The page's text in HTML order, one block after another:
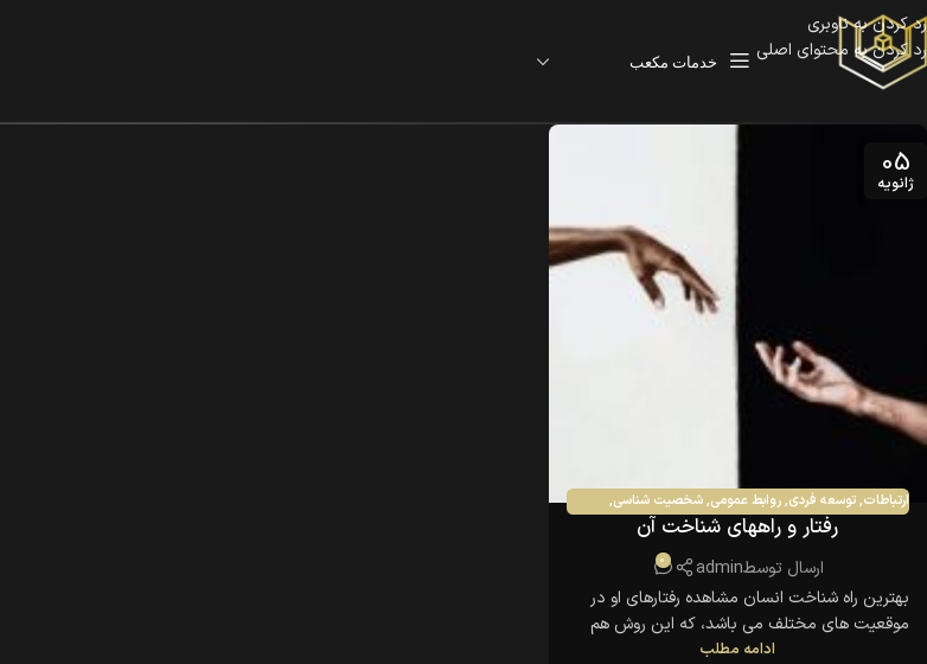
رد کردن به ناوبری
رد کردن به محتوای اصلی
خدمات مکعب
05
ژانویه
ارتباطات,توسعه فردی,روابط عمومی,شخصیت شناسی,
مهارترفتار و راههای شناخت آن
ارسال توسطadmin
0
بهترین راه شناخت انسان مشاهده رفتارهای او در
موقعیت های مختلف می باشد، که این روش هم
معایب خود را دارد و نمی توان تمام ابعاد رفتاری را
ادامه مطلب